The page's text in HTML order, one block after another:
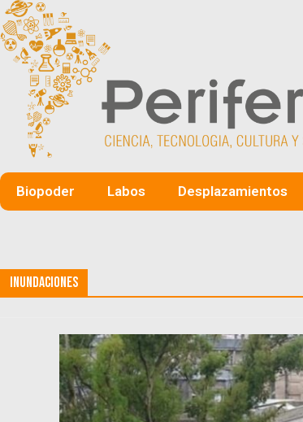
Biopoder Labos Desplazamientos
Inundaciones